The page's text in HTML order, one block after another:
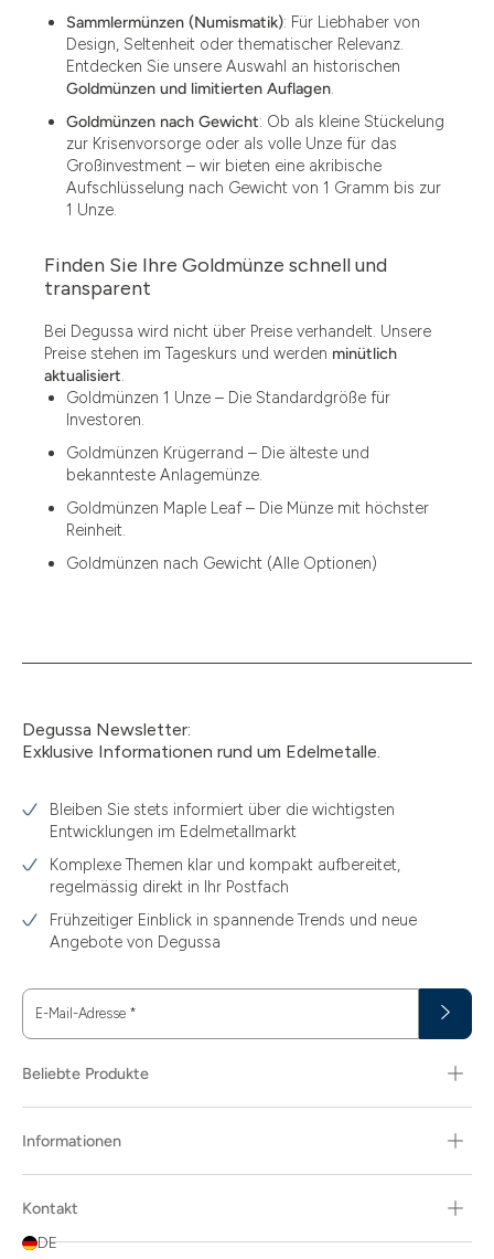
1.49
1.87
12.15
13.77
15.55
15.60
3.05
3.11
3.12
3.44
3.58
3.66
30
Sammlermünzen (Numismatik): Für Liebhaber von
Design, Seltenheit oder thematischer Relevanz.
Entdecken Sie unsere Auswahl an historischen
Goldmünzen und limitierten Auflagen.
Goldmünzen nach Gewicht: Ob als kleine Stückelung
zur Krisenvorsorge oder als volle Unze für das
Großinvestment – wir bieten eine akribische
Aufschlüsselung nach Gewicht von 1 Gramm bis zur
1 Unze.
Finden Sie Ihre Goldmünze schnell und
transparent
Bei Degussa wird nicht über Preise verhandelt. Unsere
Preise stehen im Tageskurs und werden minütlich
aktualisiert.
Goldmünzen 1 Unze – Die Standardgröße für
Investoren.
Goldmünzen Krügerrand – Die älteste und
bekannteste Anlagemünze.
Goldmünzen Maple Leaf – Die Münze mit höchster
Reinheit.
Goldmünzen nach Gewicht (Alle Optionen)
Degussa Newsletter:
Exklusive Informationen rund um Edelmetalle.
Bleiben Sie stets informiert über die wichtigsten
Entwicklungen im Edelmetallmarkt
Komplexe Themen klar und kompakt aufbereitet,
regelmässig direkt in Ihr Postfach
Frühzeitiger Einblick in spannende Trends und neue
Angebote von Degussa
E-Mail-Adresse *
Beliebte Produkte
Informationen
Kontakt
DE